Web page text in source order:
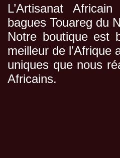
L’Artisanat
bagues Touareg du
Notre boutique est
meilleur de l’Afrique
uniques que nous
Africains.